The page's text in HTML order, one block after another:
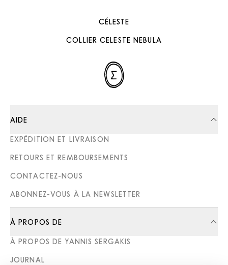
CÉLESTE
COLLIER CELESTE NEBULA
AIDE
EXPÉDITION ET LIVRAISON
RETOURS ET REMBOURSEMENTS
CONTACTEZ-NOUS
ABONNEZ-VOUS À LA NEWSLETTER
À PROPOS DE
À PROPOS DE YANNIS SERGAKIS
JOURNAL